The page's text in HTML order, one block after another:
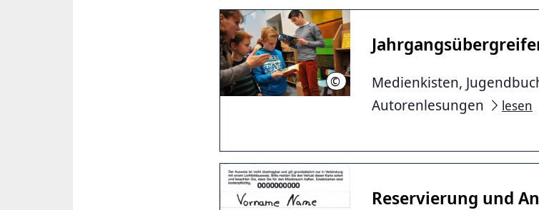
© Stadtbibliothek Hannover
Medienkisten,
Autorenlesungen
lesen
Reservierung und